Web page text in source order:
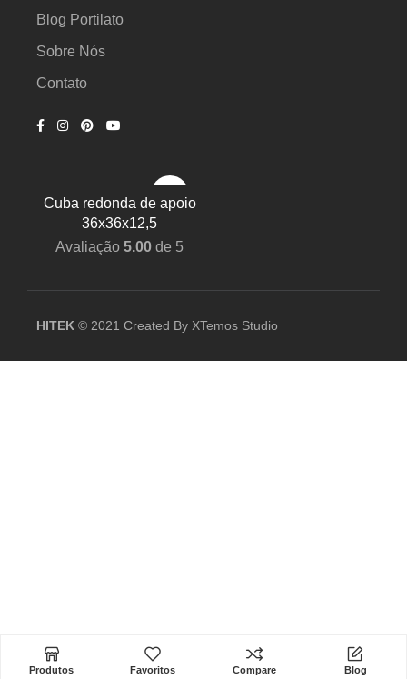
20x90cm
21.5x21.5cm
23x10cm
23x26mm
23x7cm
Blog Portilato
Sobre Nós
Contato
Cuba redonda de apoio
36x36x12,5
Avaliação 5.00 de 5
HITEK © 2021 Created By XTemos Studio
Produtos Favoritos Compare Blog